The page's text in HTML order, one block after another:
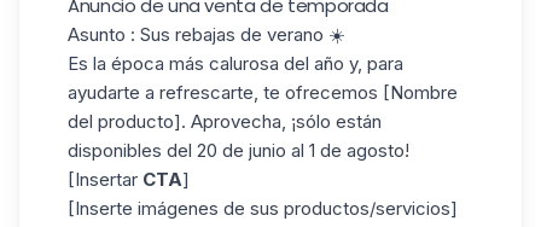
Anuncio de una venta de temporada
Asunto : Sus rebajas de verano ☀️
Es la época más calurosa del año y, para
ayudarte a refrescarte, te ofrecemos [Nombre
del producto]. Aprovecha, ¡sólo están
disponibles del 20 de junio al 1 de agosto!
[Insertar CTA]
[Inserte imágenes de sus productos/servicios]